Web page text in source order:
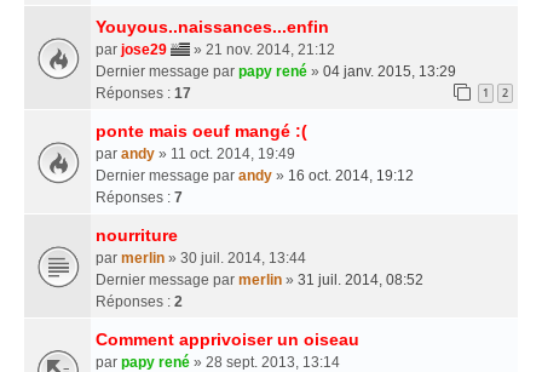
Youyous..naissances...enfin
par jose29
» 21 nov. 2014, 21:12
Dernier message par papy rené » 04 janv. 2015, 13:29
Réponses : 17 1 2
ponte mais oeuf mangé :(
par andy » 11 oct. 2014, 19:49
Dernier message par andy » 16 oct. 2014, 19:12
Réponses : 7
nourriture
par merlin » 30 juil. 2014, 13:44
Dernier message par merlin » 31 juil. 2014, 08:52
Réponses : 2
Comment apprivoiser un oiseau
par papy rené » 28 sept. 2013, 13:14